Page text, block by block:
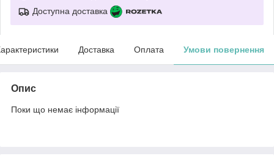
Доступна доставка
Доставка Оплата Умови повернення
Опис
Поки що немає інформації